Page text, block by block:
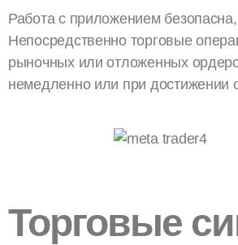
Работа с приложением
Непосредственно торговые
рыночных или отложенных
немедленно или при достижении
Торговые